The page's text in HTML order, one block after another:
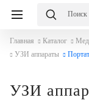
Главная Каталог
УЗИ аппараты
УЗИ